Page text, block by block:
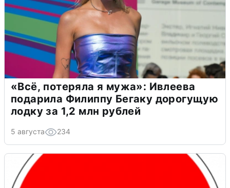
«Всё, потеряла я мужа»: Ивлеева
подарила Филиппу Бегаку дорогущую
лодку за 1,2 млн рублей
5 августа 234